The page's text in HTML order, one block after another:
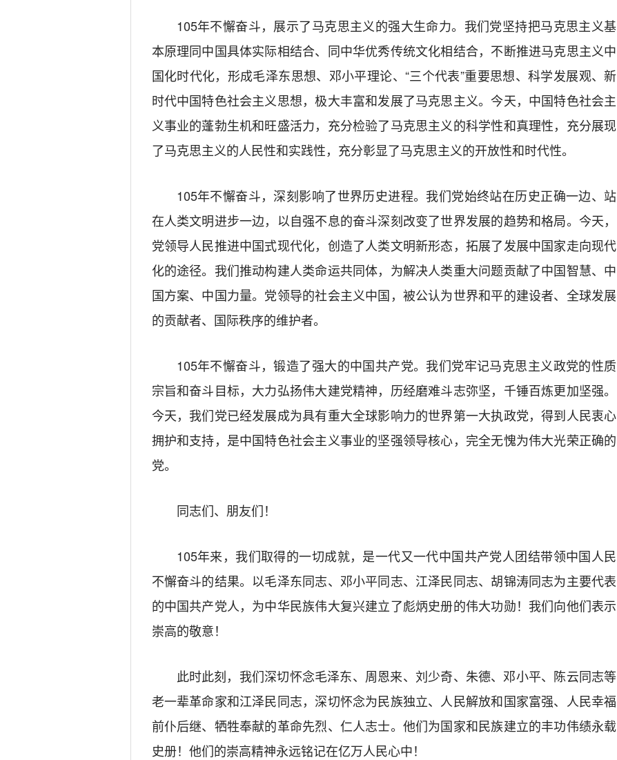
105年不懈奋斗，展示了马克思主义的强大生命力。我们党坚持把马克思主义基
本原理同中国具体实际相结合、同中华优秀传统文化相结合，不断推进马克思主义中
国化时代化，形成毛泽东思想、邓小平理论、“三个代表”重要思想、科学发展观、新
时代中国特色社会主义思想，极大丰富和发展了马克思主义。今天，中国特色社会主
义事业的蓬勃生机和旺盛活力，充分检验了马克思主义的科学性和真理性，充分展现
了马克思主义的人民性和实践性，充分彰显了马克思主义的开放性和时代性。
105年不懈奋斗，深刻影响了世界历史进程。我们党始终站在历史正确一边、站
在人类文明进步一边，以自强不息的奋斗深刻改变了世界发展的趋势和格局。今天，
党领导人民推进中国式现代化，创造了人类文明新形态，拓展了发展中国家走向现代
化的途径。我们推动构建人类命运共同体，为解决人类重大问题贡献了中国智慧、中
国方案、中国力量。党领导的社会主义中国，被公认为世界和平的建设者、全球发展
的贡献者、国际秩序的维护者。
105年不懈奋斗，锻造了强大的中国共产党。我们党牢记马克思主义政党的性质
宗旨和奋斗目标，大力弘扬伟大建党精神，历经磨难斗志弥坚，千锤百炼更加坚强。
今天，我们党已经发展成为具有重大全球影响力的世界第一大执政党，得到人民衷心
拥护和支持，是中国特色社会主义事业的坚强领导核心，完全无愧为伟大光荣正确的
党。
同志们、朋友们！
105年来，我们取得的一切成就，是一代又一代中国共产党人团结带领中国人民
不懈奋斗的结果。以毛泽东同志、邓小平同志、江泽民同志、胡锦涛同志为主要代表
的中国共产党人，为中华民族伟大复兴建立了彪炳史册的伟大功勋！我们向他们表示
崇高的敬意！
此时此刻，我们深切怀念毛泽东、周恩来、刘少奇、朱德、邓小平、陈云同志等
老一辈革命家和江泽民同志，深切怀念为民族独立、人民解放和国家富强、人民幸福
前仆后继、牺牲奉献的革命先烈、仁人志士。他们为国家和民族建立的丰功伟绩永载
史册！他们的崇高精神永远铭记在亿万人民心中！